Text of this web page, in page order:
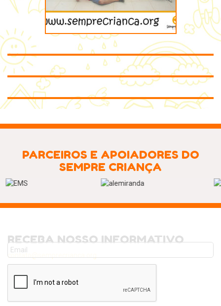
PARCEIROS E APOIADORES DO
SEMPRE CRIANÇA
Previous
RECEBA NOSSO INFORMATIVO
contato@semprecrianca.org